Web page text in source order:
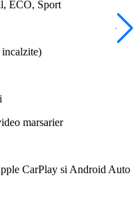
ECO, Sport
incalzite)
marsarier
CarPlay si Android Auto